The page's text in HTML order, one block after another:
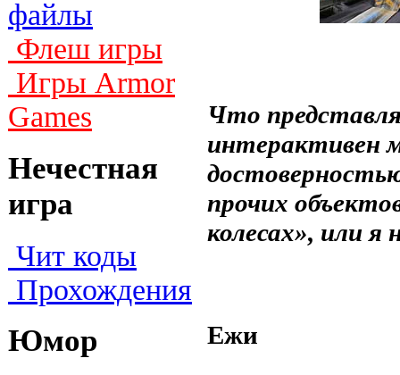
файлы
Флеш игры
Игры Armor
Games
Нечестная
игра
Чит коды
Прохождения
Юмор
Что
интерактивен
прочих
колесах», или я
Ежи